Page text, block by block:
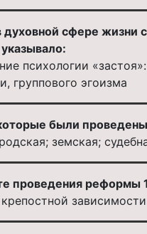
духовной сфере жизни
психологии
группового эгоизма
были проведены
земская;
проведения реформы
зависимости